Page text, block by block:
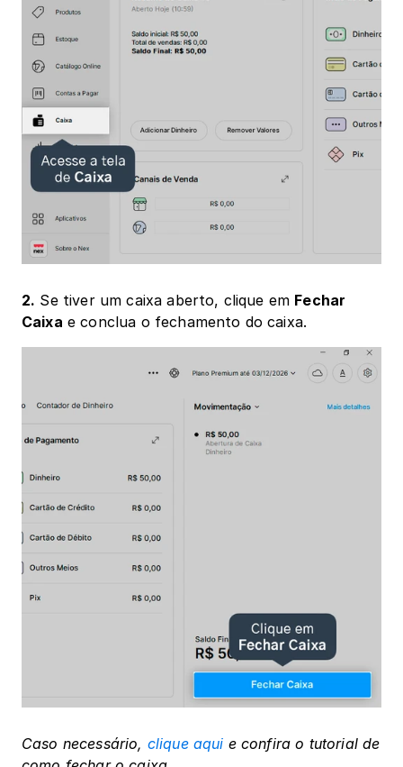
2. Se tiver um caixa aberto, clique em Fechar
Caixa e conclua o fechamento do caixa.
Caso necessário, clique aqui e confira o tutorial de